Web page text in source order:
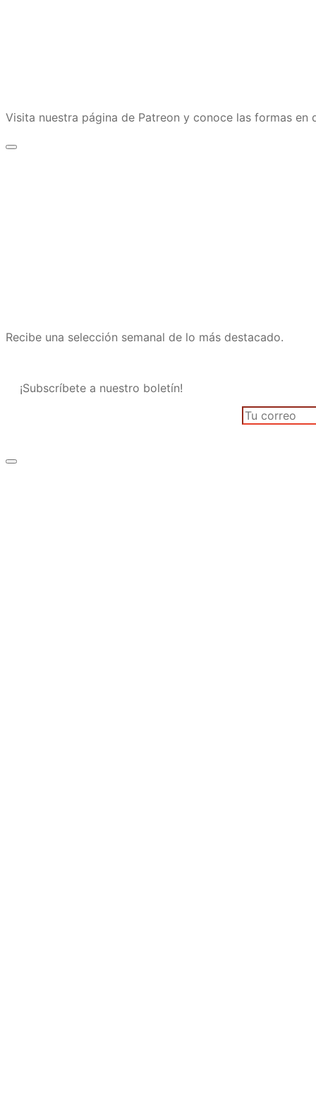
Visita nuestra página de Patreon y conoce las formas en
Recibe una selección semanal de lo más destacado.
¡Subscríbete a nuestro boletín!